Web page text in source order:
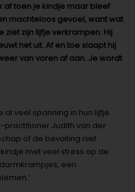
af toen je kindje maar bleef
machteloos gevoel, want wat
ziet zijn lijfje verkrampen. Hij
het uit. Af en toe slaapt hij
van voren af aan. Je wordt
al veel spanning in hun lijfje
practitioner Judith van der
of de bevalling niet
met veel stress op de
een